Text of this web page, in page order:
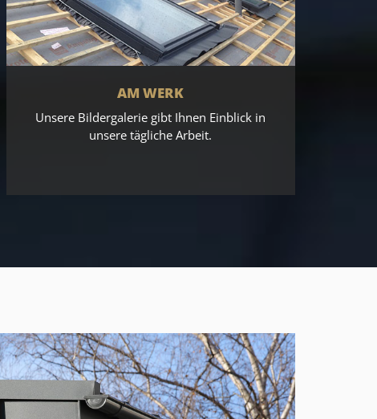
AM WERK
Unsere Bildergalerie gibt Ihnen Einblick in
unsere tägliche Arbeit.